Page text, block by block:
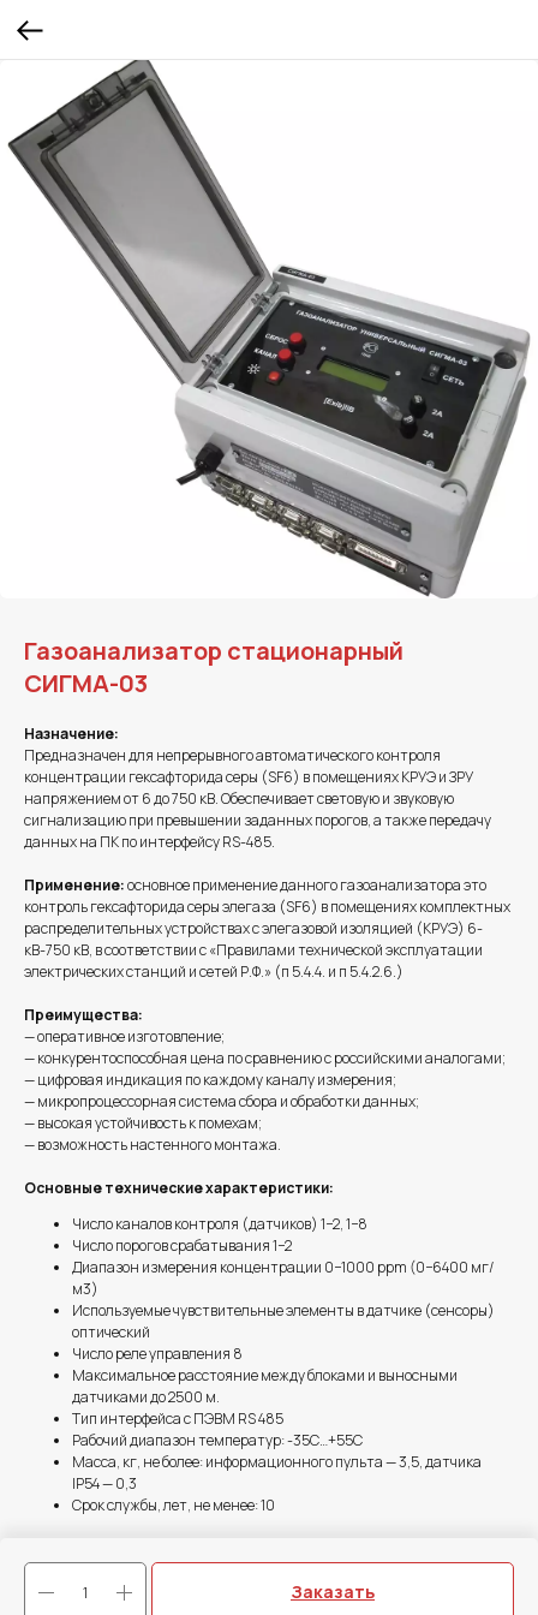
Газоанализатор стационарный
СИГМА-03
Заказать
Назначение:
Предназначен для непрерывного автоматического контроля
концентрации гексафторида серы (SF6) в помещениях КРУЭ и ЗРУ
напряжением от 6 до 750 кВ. Обеспечивает световую и звуковую
сигнализацию при превышении заданных порогов, а также передачу
данных на ПК по интерфейсу RS-485.
Применение:основное применение данного газоанализатора это
контроль гексафторида серы элегаза (SF6) в помещениях комплектных
распределительных устройствах с элегазовой изоляцией (КРУЭ) 6-
кВ-750 кВ, в соответствии с «Правилами технической эксплуатации
электрических станций и сетей Р.Ф.» (п 5.4.4. и п 5.4.2.6.)
Преимущества:
— оперативное изготовление;
— конкурентоспособная цена по сравнению с российскими аналогами;
— цифровая индикация по каждому каналу измерения;
— микропроцессорная система сбора и обработки данных;
— высокая устойчивость к помехам;
— возможность настенного монтажа.
Основные технические характеристики:
Число каналов контроля (датчиков) 1−2, 1−8
Число порогов срабатывания 1−2
Диапазон измерения концентрации 0−1000 ppm (0−6400 мг/
м3)
Используемые чувствительные элементы в датчике (сенсоры)
оптический
Число реле управления 8
Максимальное расстояние между блоками и выносными
датчиками до 2500 м.
Тип интерфейса с ПЭВМ RS 485
Рабочий диапазон температур: -35С…+55С
Масса, кг, не более: информационного пульта — 3,5, датчика
IP54 — 0,3
Срок службы, лет, не менее: 10
Техническое описание